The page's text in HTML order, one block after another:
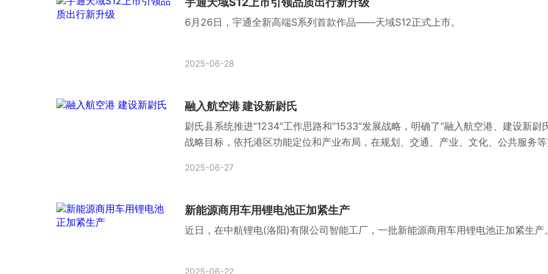
6月26日，宇通全新高端S系列首款作品——天域S12正式上市。
2025-06-28
融入航空港 建设新尉氏
尉氏县系统推进“1234”工作思路和“1533”发展战略，明确了“融入航空港、建设新尉
战略目标，依托港区功能定位和产业布局，在规划、交通、产业、文化、公共服务
2025-06-27
新能源商用车用锂电池正加紧生产
近日，在中航锂电(洛阳)有限公司智能工厂，一批新能源商用车用锂电池正加紧生产。
2025-06-22